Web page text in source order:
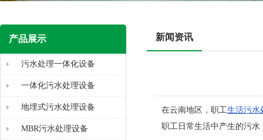
产品展示
污水处理一体化设备
一体化污水处理设备
地埋式污水处理设备
MBR污水处理设备
新闻资讯
在云南地区，职工生活污水
职工日常生活中产生的污